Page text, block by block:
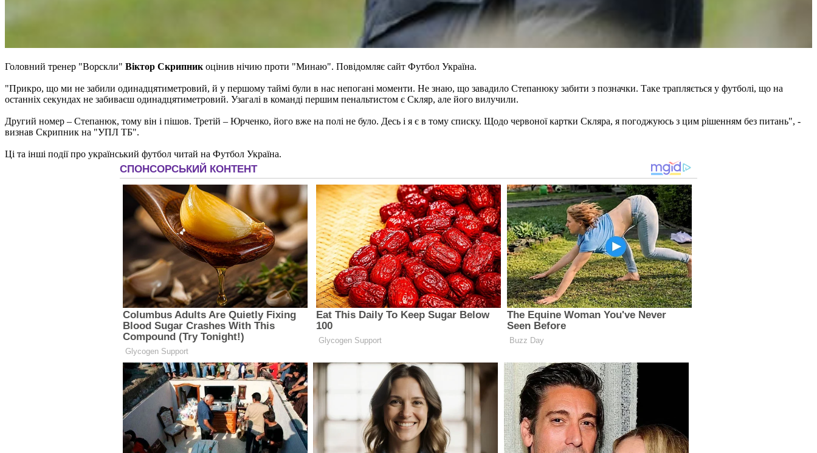
Головний тренер "Ворскли" Віктор Скрипник оцінив нічию проти "Минаю". Повідомляє сайт Футбол Україна.
"Прикро, що ми не забили одинадцятиметровий, й у першому таймі були в нас непогані моменти. Не знаю, що завадило Степанюку забити з позначки. Таке трапляється у футболі, що на
останніх секундах не забиваєш одинадцятиметровий. Узагалі в команді першим пенальтистом є Скляр, але його вилучили.
Другий номер – Степанюк, тому він і пішов. Третій – Юрченко, його вже на полі не було. Десь і я є в тому списку. Щодо червоної картки Скляра, я погоджуюсь з цим рішенням без питань", -
визнав Скрипник на "УПЛ ТБ".
Ці та інші події про український футбол читай на Футбол Україна.